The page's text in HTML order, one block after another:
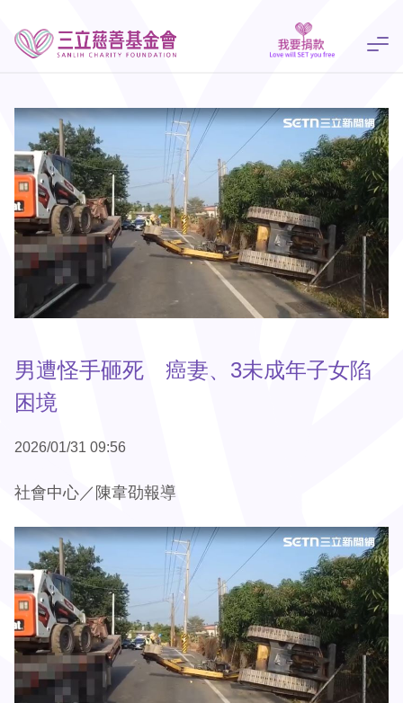
男遭怪手砸死 癌妻、3未成年子女陷
困境
2026/01/31 09:56
社會中心／陳韋劭報導